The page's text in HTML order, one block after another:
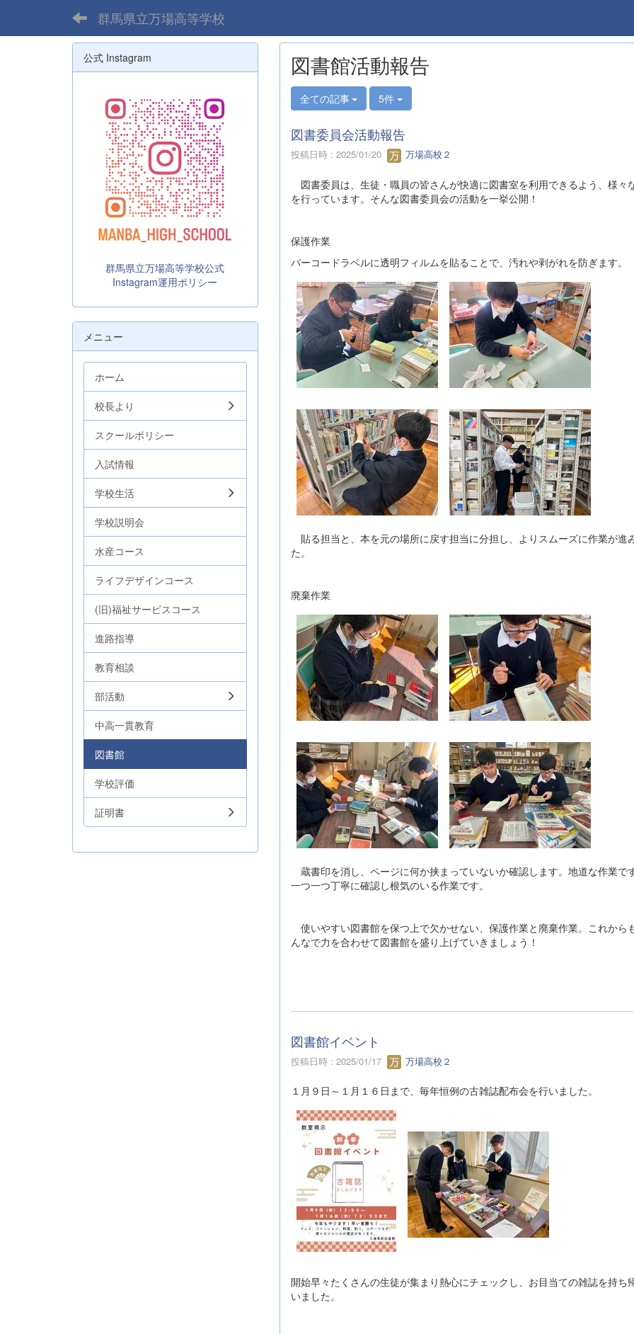
群馬県立万場高等学校
図書館活動報告
全ての記事 5件
図書委員会活動報告
投稿日時 : 2025/01/20 万場高校２
図書委員は、生徒・職員の皆さんが快適に図書室を利用できるよう、様々
を行っています。そんな図書委員会の活動を一挙公開！
保護作業
バーコードラベルに透明フィルムを貼ることで、汚れや剥がれを防ぎます。
貼る担当と、本を元の場所に戻す担当に分担し、よりスムーズに作業が進
た。
廃棄作業
蔵書印を消し、ページに何か挟まっていないか確認します。地道な作業で
一つ一つ丁寧に確認し根気のいる作業です。
使いやすい図書館を保つ上で欠かせない、保護作業と廃棄作業。これから
んなで力を合わせて図書館を盛り上げていきましょう！
図書館イベント
投稿日時 : 2025/01/17 万場高校２
１月９日～１月１６日まで、毎年恒例の古雑誌配布会を行いました。
開始早々たくさんの生徒が集まり熱心にチェックし、お目当ての雑誌を持ち
いました。
公式 Instagram
群馬県立万場高等学校公式
Instagram運用ポリシー
メニュー
ホーム
校長より
スクールポリシー
入試情報
学校生活
学校説明会
水産コース
ライフデザインコース
(旧)福祉サービスコース
進路指導
教育相談
部活動
中高一貫教育
図書館
学校評価
証明書